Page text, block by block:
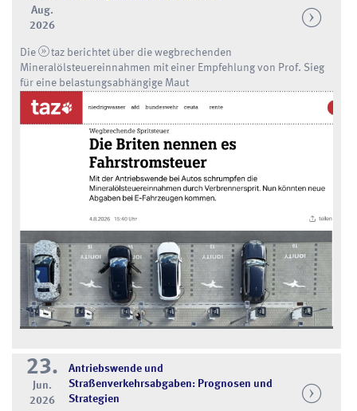
Aug.
2026
Die tazberichtet über die wegbrechenden
Mineralölsteuereinnahmen mit einer Empfehlung von Prof. Sieg
für eine belastungsabhängige Maut
23.
Jun.
2026
Antriebswende und
Straßenverkehrsabgaben: Prognosen und
Strategien